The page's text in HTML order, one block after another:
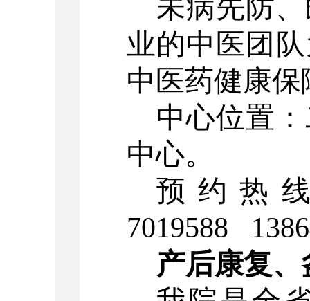
未病先防
业的中医团
中医药健康保
中心位置
中心。
预约热
7019588
产后康复